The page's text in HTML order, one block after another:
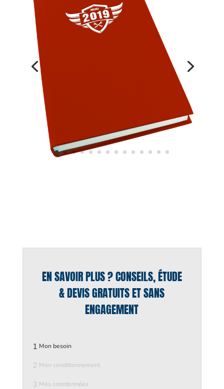
EN SAVOIR PLUS ? CONSEILS, ÉTUDE
& DEVIS GRATUITS ET SANS
ENGAGEMENT
1 Mon besoin
2 Mon conditionnement
3 Mes coordonnées